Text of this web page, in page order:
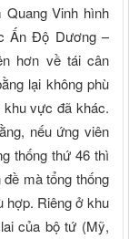
Vinh hình
Ấn Độ Dương –
hơn về tái cân
lại không phù
vực đã khác.
nếu ứng viên
thống thứ 46 thì
mà tổng thống
hợp. Riêng ở khu
của bộ tứ (Mỹ,